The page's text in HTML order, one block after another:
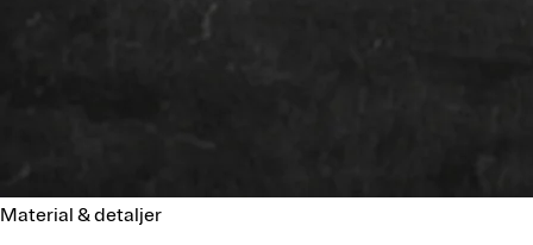
Material & detaljer